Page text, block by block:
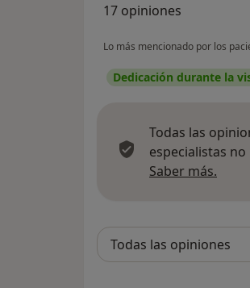
17 opiniones
Lo más mencionado por los
Dedicación durante la
Todas las
especialistas
Saber más.